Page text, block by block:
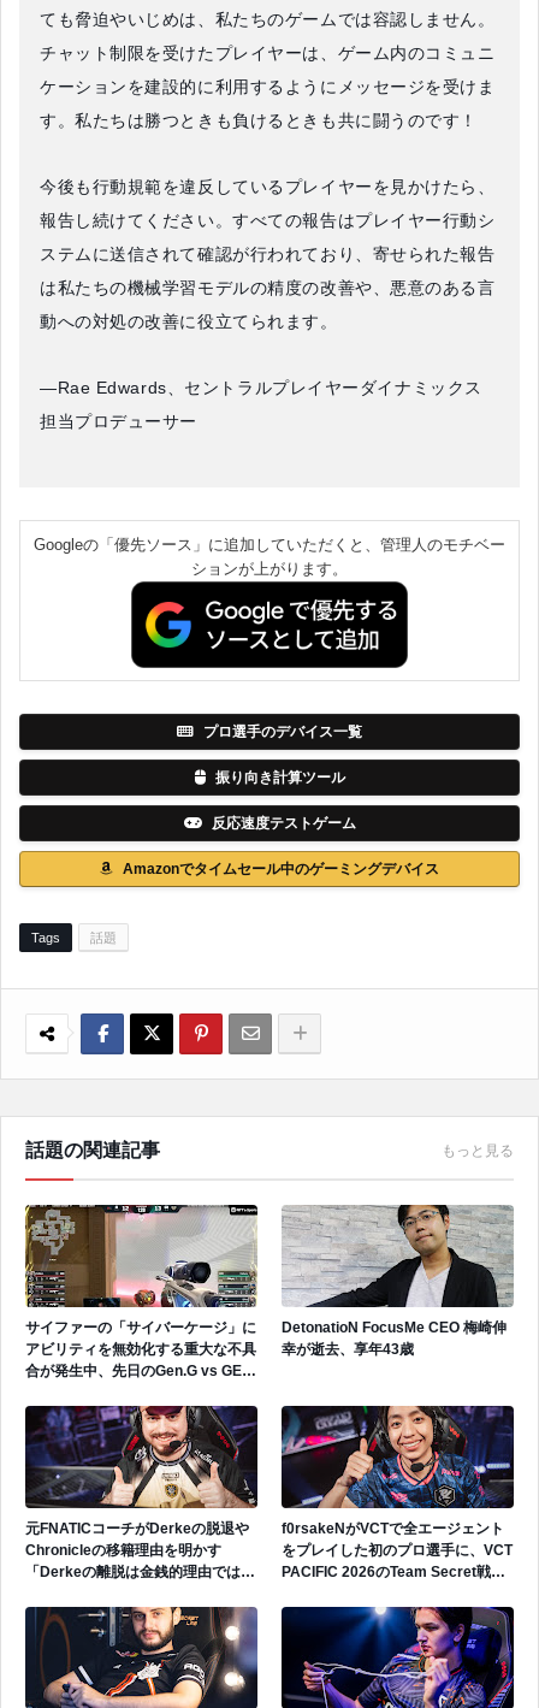
ても脅迫やいじめは、私たちのゲームでは容認しません。
チャット制限を受けたプレイヤーは、ゲーム内のコミュニ
ケーションを建設的に利用するようにメッセージを受けま
す。私たちは勝つときも負けるときも共に闘うのです！
今後も行動規範を違反しているプレイヤーを見かけたら、
報告し続けてください。すべての報告はプレイヤー行動シ
ステムに送信されて確認が行われており、寄せられた報告
は私たちの機械学習モデルの精度の改善や、悪意のある言
動への対処の改善に役立てられます。
—Rae Edwards、セントラルプレイヤーダイナミックス
担当プロデューサー
Googleの「優先ソース」に追加していただくと、管理人のモチベー
ションが上がります。
プロ選手のデバイス一覧
振り向き計算ツール
反応速度テストゲーム
Amazonでタイムセール中のゲーミングデバイス
Tags 話題
話題の関連記事 もっと見る
サイファーの「サイバーケージ」に
アビリティを無効化する重大な不具
合が発生中、先日のGen.G vs GEで
DetonatioN FocusMe CEO 梅崎伸
幸が逝去、享年43歳
元FNATICコーチがDerkeの脱退や
Chronicleの移籍理由を明かす
「Derkeの離脱は金銭的理由ではな
f0rsakeNがVCTで全エージェント
をプレイした初のプロ選手に、VCT
PACIFIC 2026のTeam Secret戦で